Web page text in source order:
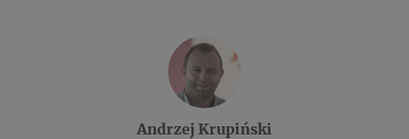
Andrzej Krupiński